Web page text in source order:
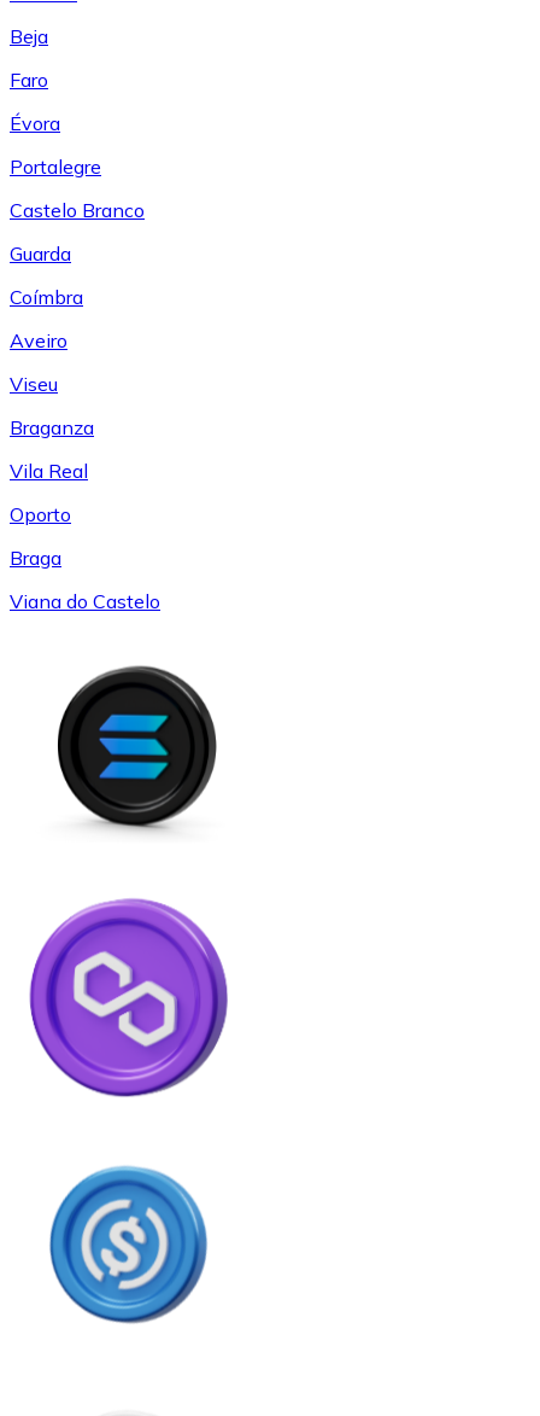
Beja
Faro
Évora
Portalegre
Castelo Branco
Guarda
Coímbra
Aveiro
Viseu
Braganza
Vila Real
Oporto
Braga
Viana do Castelo